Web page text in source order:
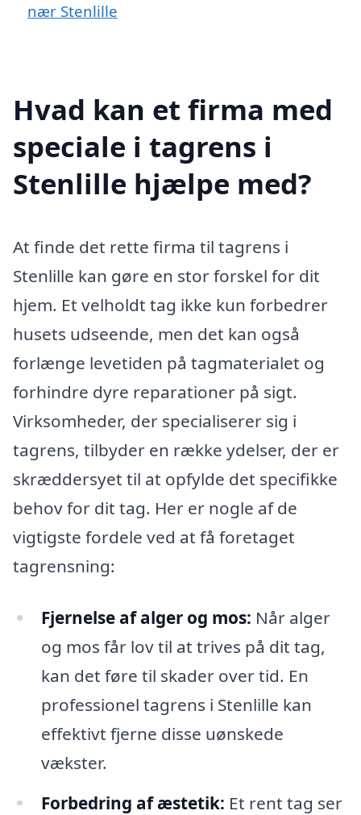
nær Stenlille
Hvad kan et firma med
speciale i tagrens i
Stenlille hjælpe med?
At finde det rette firma til tagrens i
Stenlille kan gøre en stor forskel for dit
hjem. Et velholdt tag ikke kun forbedrer
husets udseende, men det kan også
forlænge levetiden på tagmaterialet og
forhindre dyre reparationer på sigt.
Virksomheder, der specialiserer sig i
tagrens, tilbyder en række ydelser, der er
skræddersyet til at opfylde det specifikke
behov for dit tag. Her er nogle af de
vigtigste fordele ved at få foretaget
tagrensning:
Fjernelse af alger og mos: Når alger
og mos får lov til at trives på dit tag,
kan det føre til skader over tid. En
professionel tagrens i Stenlille kan
effektivt fjerne disse uønskede
vækster.
Forbedring af æstetik: Et rent tag ser